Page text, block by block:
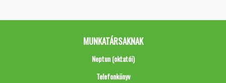
MUNKATÁRSAKNAK
Neptun (oktatói)
Telefonkönyv